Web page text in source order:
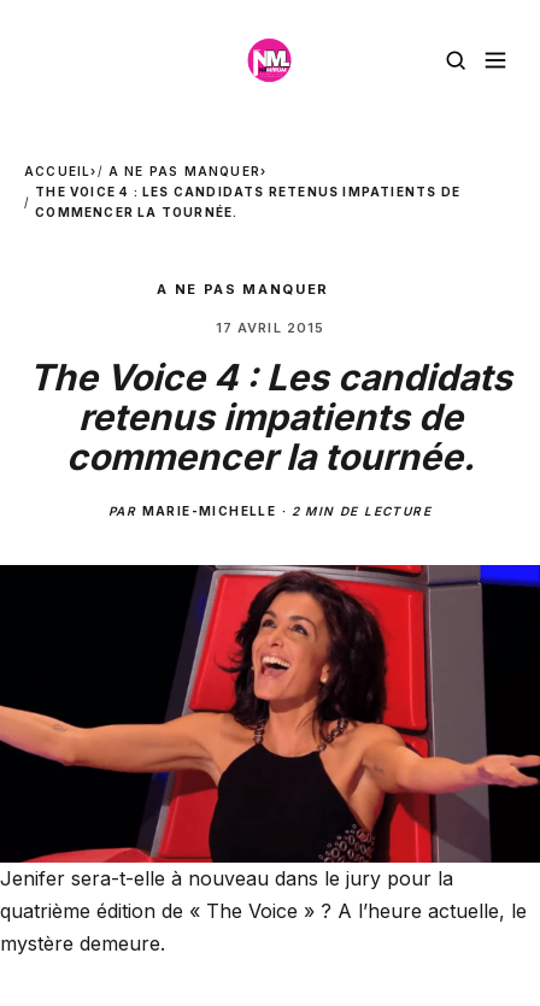
ACCUEIL› A NE PAS MANQUER›
THE VOICE 4 : LES CANDIDATS RETENUS IMPATIENTS DE
COMMENCER LA TOURNÉE.
A NE PAS MANQUER
17 AVRIL 2015
The Voice 4 : Les candidats
retenus impatients de
commencer la tournée.
PAR MARIE-MICHELLE · 2 MIN DE LECTURE
Jenifer sera-t-elle à nouveau dans le jury pour la
quatrième édition de « The Voice » ? A l’heure actuelle, le
mystère demeure.